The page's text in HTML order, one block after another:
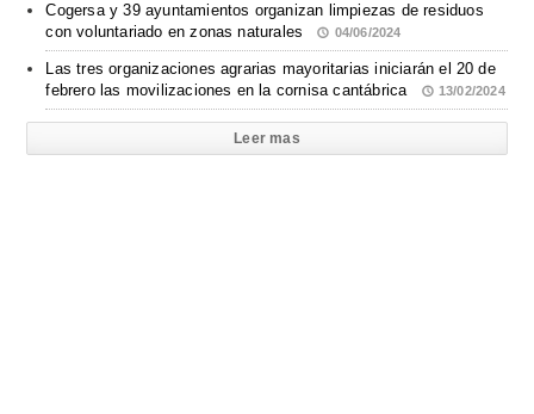
Cogersa y 39 ayuntamientos organizan limpiezas de residuos
con voluntariado en zonas naturales
04/06/2024
Las tres organizaciones agrarias mayoritarias iniciarán el 20 de
febrero las movilizaciones en la cornisa cantábrica
13/02/2024
Leer mas